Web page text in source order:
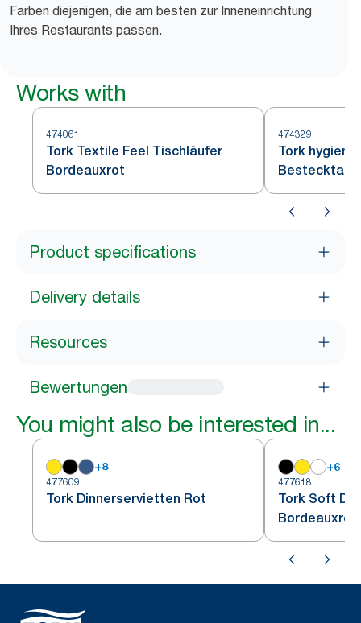
Farben diejenigen, die am besten zur Inneneinrichtung
Ihres Restaurants passen.
Works with
474061
Tork Textile Feel Tischläufer
Bordeauxrot
474329
Tork
Product specifications
Delivery details
Resources
Bewertungen
You might also be interested in...
+8
477609
Tork Dinnerservietten Rot
+6
477618
Tork Soft
Bordeauxrot